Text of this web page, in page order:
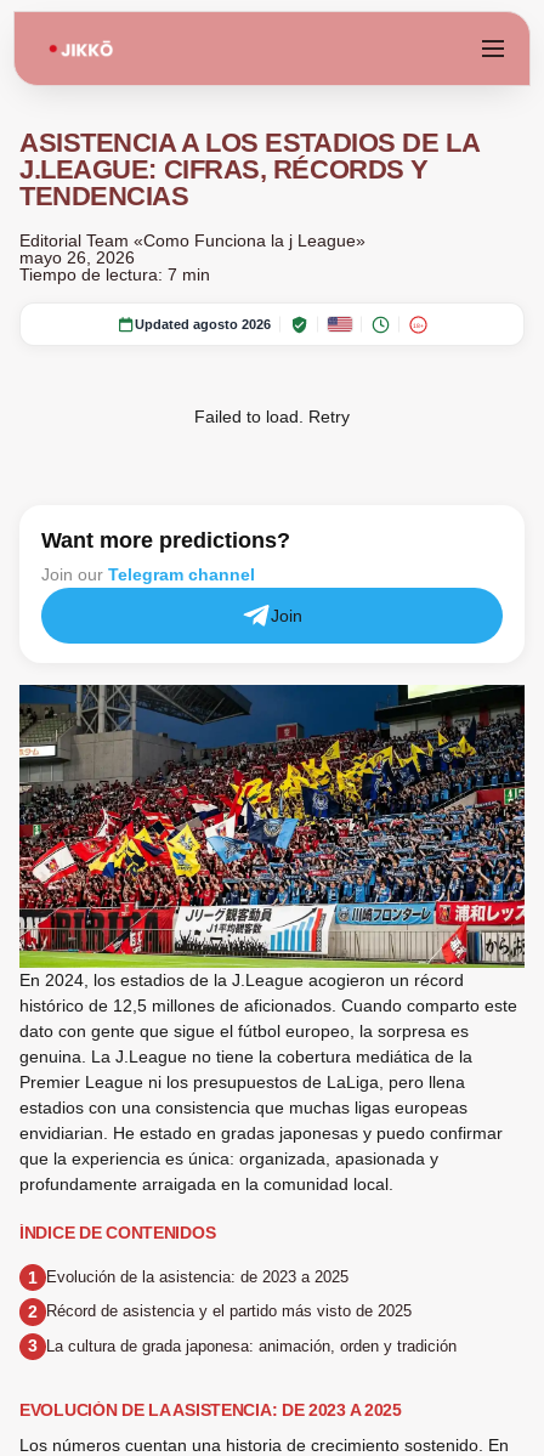
ASISTENCIA A LOS ESTADIOS DE LA
J.LEAGUE: CIFRAS, RÉCORDS Y
TENDENCIAS
Editorial Team «Como Funciona la j League»
mayo 26, 2026
Tiempo de lectura: 7 min
Updated agosto 2026 18+
Failed to load. Retry
Want more predictions?
Join our Telegram channel
Join
En 2024, los estadios de la J.League acogieron un récord
histórico de 12,5 millones de aficionados. Cuando comparto este
dato con gente que sigue el fútbol europeo, la sorpresa es
genuina. La J.League no tiene la cobertura mediática de la
Premier League ni los presupuestos de LaLiga, pero llena
estadios con una consistencia que muchas ligas europeas
envidiarian. He estado en gradas japonesas y puedo confirmar
que la experiencia es única: organizada, apasionada y
profundamente arraigada en la comunidad local.
ÍNDICE DE CONTENIDOS
Evolución de la asistencia: de 2023 a 2025
Récord de asistencia y el partido más visto de 2025
La cultura de grada japonesa: animación, orden y tradición
EVOLUCIÓN DE LA ASISTENCIA: DE 2023 A 2025
Los números cuentan una historia de crecimiento sostenido. En